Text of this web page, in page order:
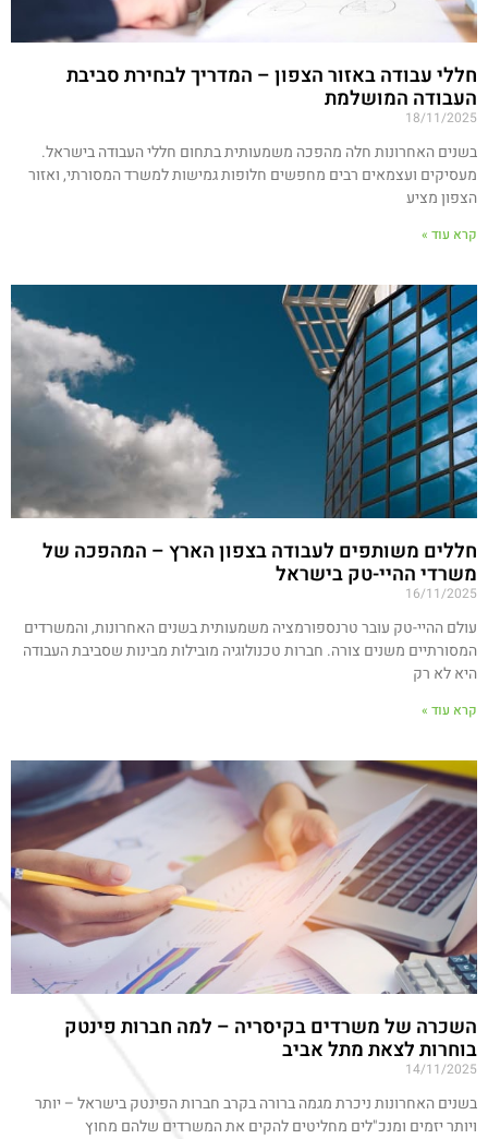
חללי עבודה באזור הצפון – המדריך לבחירת סביבת
העבודה המושלמת
18/11/2025
בשנים האחרונות חלה מהפכה משמעותית בתחום חללי העבודה בישראל.
מעסיקים ועצמאים רבים מחפשים חלופות גמישות למשרד המסורתי, ואזור
הצפון מציע
קרא עוד »
חללים משותפים לעבודה בצפון הארץ – המהפכה של
משרדי ההיי-טק בישראל
16/11/2025
עולם ההיי-טק עובר טרנספורמציה משמעותית בשנים האחרונות, והמשרדים
המסורתיים משנים צורה. חברות טכנולוגיה מובילות מבינות שסביבת העבודה
היא לא רק
קרא עוד »
השכרה של משרדים בקיסריה – למה חברות פינטק
בוחרות לצאת מתל אביב
14/11/2025
בשנים האחרונות ניכרת מגמה ברורה בקרב חברות הפינטק בישראל – יותר
ויותר יזמים ומנכ"לים מחליטים להקים את המשרדים שלהם מחוץ